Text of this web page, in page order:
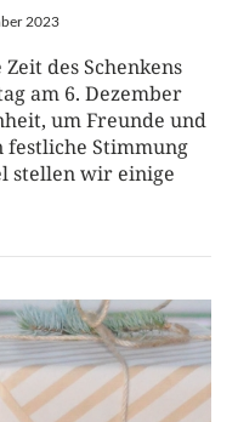
2023
des Schenkens
am 6. Dezember
um Freunde und
festliche Stimmung
stellen wir einige